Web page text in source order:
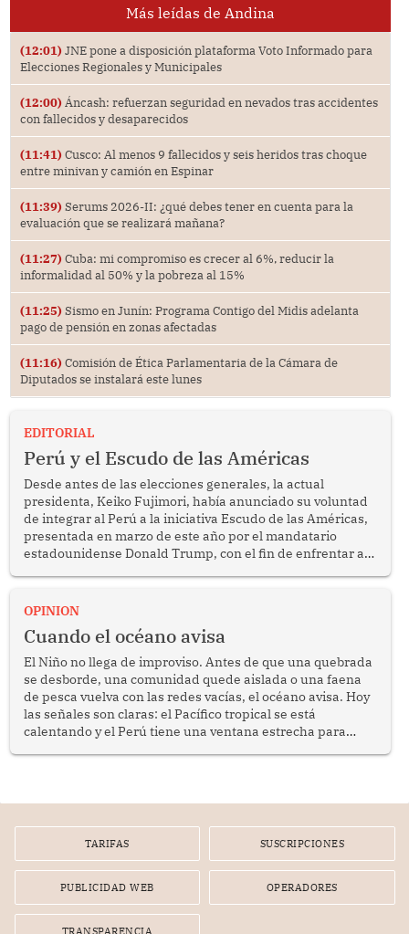
Más leídas de Andina
(12:01) JNE pone a disposición plataforma Voto Informado para
Elecciones Regionales y Municipales
(12:00) Áncash: refuerzan seguridad en nevados tras accidentes
con fallecidos y desaparecidos
(11:41) Cusco: Al menos 9 fallecidos y seis heridos tras choque
entre minivan y camión en Espinar
(11:39) Serums 2026-II: ¿qué debes tener en cuenta para la
evaluación que se realizará mañana?
(11:27) Cuba: mi compromiso es crecer al 6%, reducir la
informalidad al 50% y la pobreza al 15%
(11:25) Sismo en Junín: Programa Contigo del Midis adelanta
pago de pensión en zonas afectadas
(11:16) Comisión de Ética Parlamentaria de la Cámara de
Diputados se instalará este lunes
EDITORIAL
Perú y el Escudo de las Américas
Desde antes de las elecciones generales, la actual
presidenta, Keiko Fujimori, había anunciado su voluntad
de integrar al Perú a la iniciativa Escudo de las Américas,
presentada en marzo de este año por el mandatario
estadounidense Donald Trump, con el fin de enfrentar al
OPINION
Cuando el océano avisa
El Niño no llega de improviso. Antes de que una quebrada
se desborde, una comunidad quede aislada o una faena
de pesca vuelva con las redes vacías, el océano avisa. Hoy
las señales son claras: el Pacífico tropical se está
calentando y el Perú tiene una ventana estrecha para
TARIFAS SUSCRIPCIONES
PUBLICIDAD WEB OPERADORES
TRANSPARENCIA